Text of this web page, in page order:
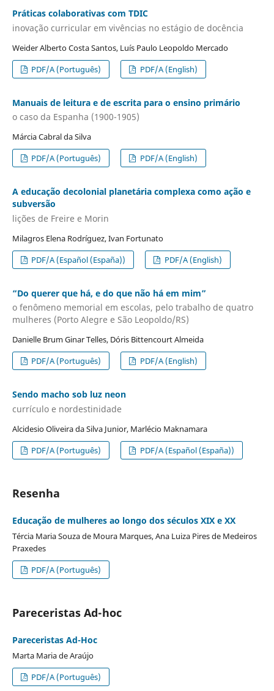
Práticas colaborativas com TDIC
inovação curricular em vivências no estágio de docência
Weider Alberto Costa Santos, Luís Paulo Leopoldo Mercado
PDF/A (Português)
PDF/A (English)
Manuais de leitura e de escrita para o ensino primário
o caso da Espanha (1900-1905)
Márcia Cabral da Silva
PDF/A (Português)
PDF/A (English)
A educação decolonial planetária complexa como ação e
subversão
lições de Freire e Morin
Milagros Elena Rodríguez, Ivan Fortunato
PDF/A (Español (España))
PDF/A (English)
“Do querer que há, e do que não há em mim”
o fenômeno memorial em escolas, pelo trabalho de quatro
mulheres (Porto Alegre e São Leopoldo/RS)
Danielle Brum Ginar Telles, Dóris Bittencourt Almeida
PDF/A (Português)
PDF/A (English)
Sendo macho sob luz neon
currículo e nordestinidade
Alcidesio Oliveira da Silva Junior, Marlécio Maknamara
PDF/A (Português)
PDF/A (Español (España))
Resenha
Educação de mulheres ao longo dos séculos XIX e XX
Tércia Maria Souza de Moura Marques, Ana Luiza Pires de Medeiros
Praxedes
PDF/A (Português)
Pareceristas Ad-hoc
Pareceristas Ad-Hoc
Marta Maria de Araújo
PDF/A (Português)